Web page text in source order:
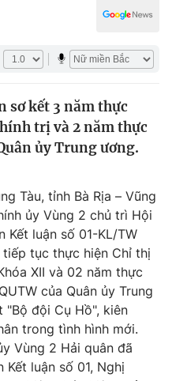
sơ kết 3 năm thực
trị và 2 năm thực
ủy Trung ương.
Tàu, tỉnh Bà Rịa – Vũng
ủy Vùng 2 chủ trì Hội
Kết luận số 01-KL/TW
tục thực hiện Chỉ thị
XII và 02 năm thực
của Quân ủy Trung
"Bộ đội Cụ Hồ", kiên
trong tình hình mới.
Vùng 2 Hải quân đã
luận số 01, Nghị